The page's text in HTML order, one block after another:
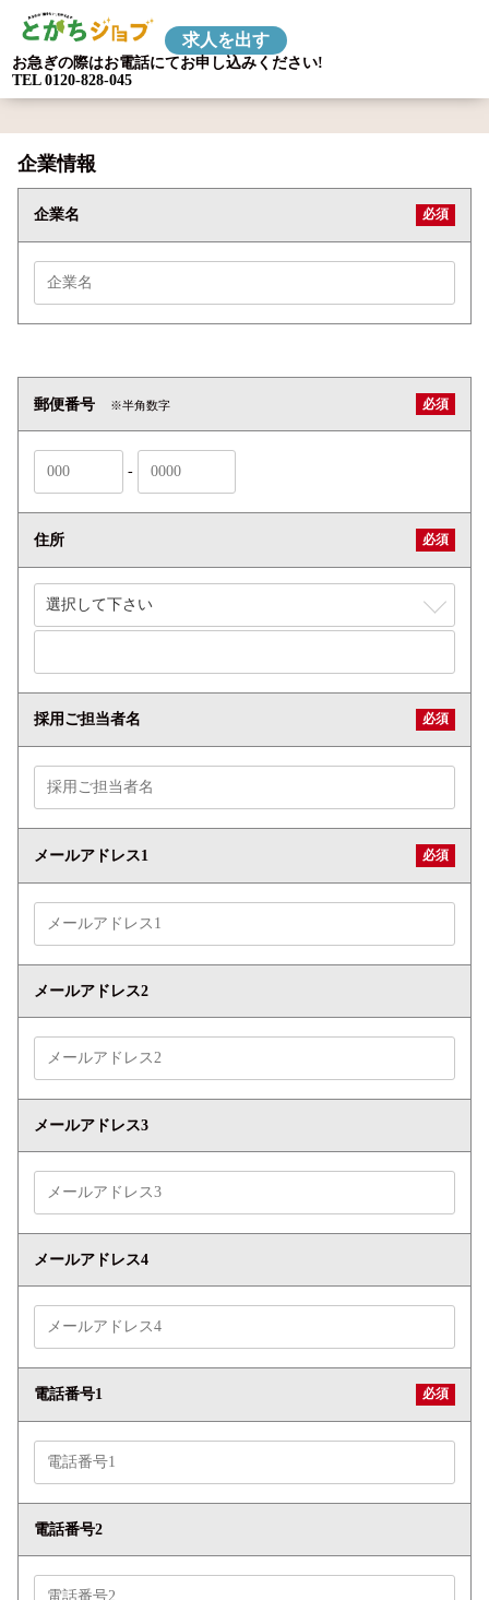
求人を出す
お急ぎの際はお電話にてお申し込みください!
TEL 0120-828-045
企業情報
企業名 必須
郵便番号 ※半角数字 必須
-
住所 必須
採用ご担当者名 必須
メールアドレス1 必須
メールアドレス2
メールアドレス3
メールアドレス4
電話番号1 必須
電話番号2